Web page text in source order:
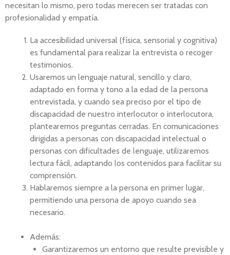
necesitan lo mismo, pero todas merecen ser tratadas con
profesionalidad y empatía.
La accesibilidad universal (física, sensorial y cognitiva)
es fundamental para realizar la entrevista o recoger
testimonios.
Usaremos un lenguaje natural, sencillo y claro,
adaptado en forma y tono a la edad de la persona
entrevistada, y cuando sea preciso por el tipo de
discapacidad de nuestro interlocutor o interlocutora,
plantearemos preguntas cerradas. En comunicaciones
dirigidas a personas con discapacidad intelectual o
personas con dificultades de lenguaje, utilizaremos
lectura fácil, adaptando los contenidos para facilitar su
comprensión.
Hablaremos siempre a la persona en primer lugar,
permitiendo una persona de apoyo cuando sea
necesario.
Además:
Garantizaremos un entorno que resulte previsible y